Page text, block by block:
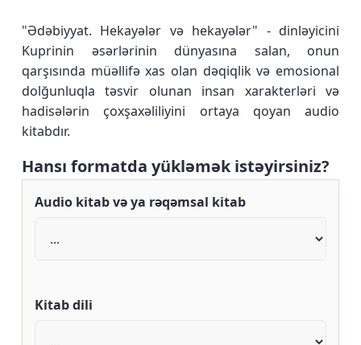
"Ədəbiyyat. Hekayələr və hekayələr" - dinləyicini
Kuprinin əsərlərinin dünyasına salan, onun
qarşısında müəllifə xas olan dəqiqlik və emosional
dolğunluqla təsvir olunan insan xarakterləri və
hadisələrin çoxşaxəliliyini ortaya qoyan audio
kitabdır.
Hansı formatda yükləmək istəyirsiniz?
Audio kitab və ya rəqəmsal kitab
Kitab dili